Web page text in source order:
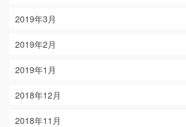
2019年3月
2019年2月
2019年1月
2018年12月
2018年11月